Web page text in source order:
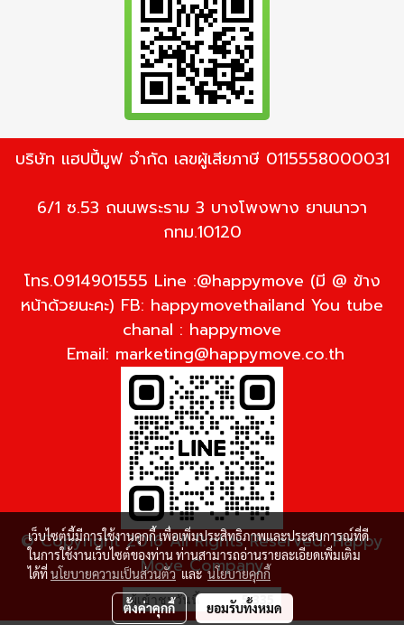
บริษัท แฮปปี้มูฟ จำกัด เลขผู้เสียภาษี 0115558000031
6/1 ซ.53 ถนนพระราม 3 บางโพงพาง ยานนาวา
กทม.10120
โทร.0914901555 Line :@happymove (มี @ ข้าง
หน้าด้วยนะคะ) FB: happymovethailand You tube
chanal : happymove
Email: marketing@happymove.co.th
© Copyright 2016 All Rights Reserved. Happy
Move Company
ผู้เข้าชมวันนี้ 5,335
เว็บไซต์นี้มีการใช้งานคุกกี้ เพื่อเพิ่มประสิทธิภาพและประสบการณ์ที่ดี
ในการใช้งานเว็บไซต์ของท่าน ท่านสามารถอ่านรายละเอียดเพิ่มเติม
ได้ที่นโยบายความเป็นส่วนตัวและนโยบายคุกกี้
ตั้งค่าคุกกี้ ยอมรับทั้งหมด